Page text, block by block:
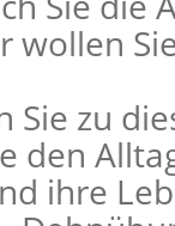
wollen
Sie zu
den
ihre